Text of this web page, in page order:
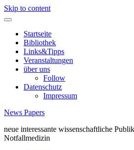
Skip to content
Startseite
Bibliothek
Links&Tipps
Veranstaltungen
über uns
Follow
Datenschutz
Impressum
News Papers
neue interessante wissenschaftliche
Notfallmedizin